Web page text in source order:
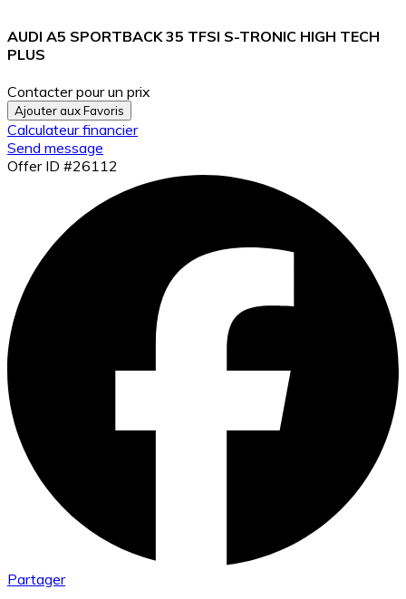
AUDI A5 SPORTBACK 35 TFSI S-TRONIC HIGH TECH
PLUS
Contacter pour un prix
Ajouter aux Favoris
Calculateur financier
Send message
Offer ID #26112
Partager